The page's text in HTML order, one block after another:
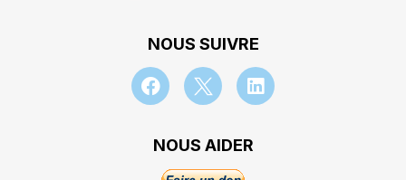
NOUS SUIVRE
NOUS AIDER